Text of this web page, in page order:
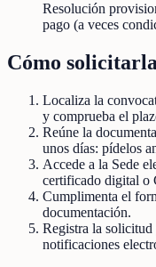
Resolución
pago (a veces
Cómo
Localiza la
y comprueba el
Reúne la
unos días: pídelos
Accede a la Sede
certificado digital o
Cumplimenta el
documentación.
Registra la
notificaciones